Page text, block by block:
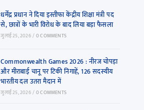
धर्मेंद्र प्रधान ने दिया इस्तीफा केंद्रीय शिक्षा मंत्री पद
से, छात्रों के भारी विरोध के बाद लिया बड़ा फैसला
जुलाई 25, 2026 /0 COMMENTS
Commonwealth Games 2026 : नीरज चोपड़ा
और मीराबाई चानू पर टिकी निगाहें, 126 सदस्यीय
भारतीय दल उतरा मैदान में
जुलाई 25, 2026 /0 COMMENTS